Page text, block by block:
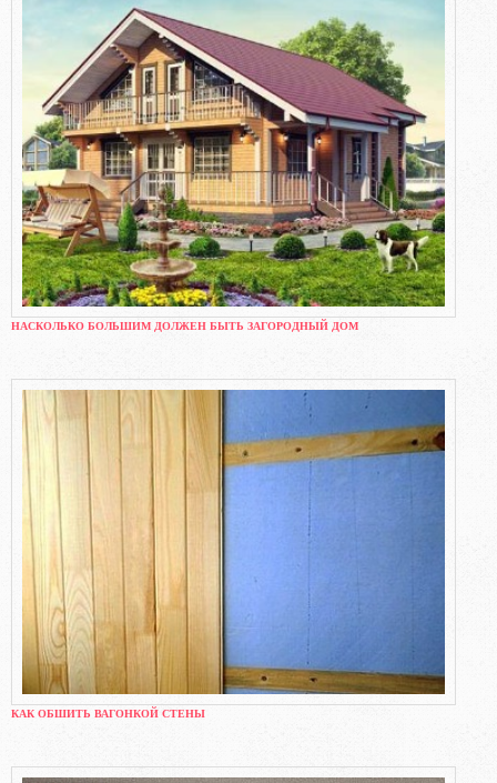
НАСКОЛЬКО БОЛЬШИМ ДОЛЖЕН БЫТЬ ЗАГОРОДНЫЙ ДОМ
КАК ОБШИТЬ ВАГОНКОЙ СТЕНЫ